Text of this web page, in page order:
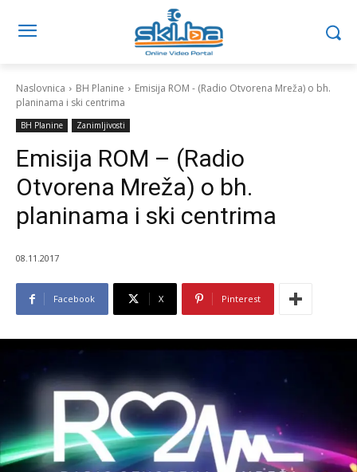
Naslovnica BH Planine
Emisija ROM - (Radio Otvorena Mreža) o bh.
planinama i ski centrima
BH Planine Zanimljivosti
Emisija ROM – (Radio
Otvorena Mreža) o bh.
planinama i ski centrima
08.11.2017
Facebook X Pinterest